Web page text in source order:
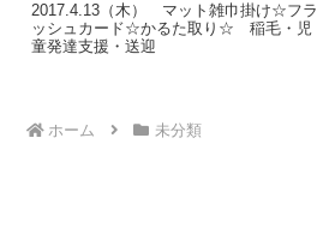
2017.4.13（木） マット雑巾掛け☆フラ
ッシュカード☆かるた取り☆ 稲毛・児
童発達支援・送迎
ホーム 未分類